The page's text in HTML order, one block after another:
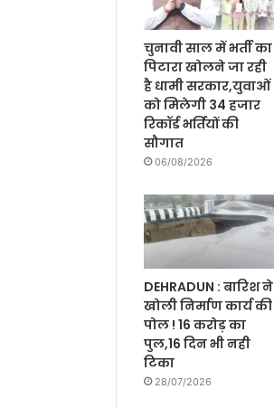
चुनावी साल में भर्ती का
पिटारा खोलने जा रही
है धामी सरकार,युवाओं
को मिलेगी 34 हजार
रिकॉर्ड भर्तियों की
सौगात
06/08/2026
DEHRADUN : बारिश ने
खोली निर्माण कार्य की
पोल ! 16 करोड़ का
पुल,16 दिन भी नही
टिका
28/07/2026